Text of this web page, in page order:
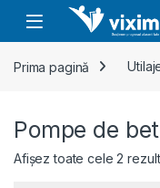
Skip to navigation
Skip to content
Prima pagină
Pompe de
Afișez toate cele 2